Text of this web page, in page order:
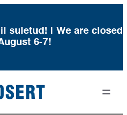
suletud! | We are closed
6-7!